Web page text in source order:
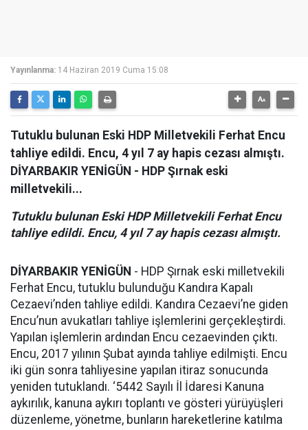
Yayınlanma: 14 Haziran 2019 Cuma 15:08
Tutuklu bulunan Eski HDP Milletvekili Ferhat Encu
tahliye edildi. Encu, 4 yıl 7 ay hapis cezası almıştı.
DİYARBAKIR YENİGÜN - HDP Şırnak eski
milletvekili...
Tutuklu bulunan Eski HDP Milletvekili Ferhat Encu
tahliye edildi. Encu, 4 yıl 7 ay hapis cezası almıştı.
DİYARBAKIR YENİGÜN - HDP Şırnak eski milletvekili
Ferhat Encu, tutuklu bulunduğu Kandıra Kapalı
Cezaevi’nden tahliye edildi. Kandıra Cezaevi’ne giden
Encu’nun avukatları tahliye işlemlerini gerçekleştirdi.
Yapılan işlemlerin ardından Encu cezaevinden çıktı.
Encu, 2017 yılının Şubat ayında tahliye edilmişti. Encu
iki gün sonra tahliyesine yapılan itiraz sonucunda
yeniden tutuklandı. ‘5442 Sayılı İl İdaresi Kanuna
aykırılık, kanuna aykırı toplantı ve gösteri yürüyüşleri
düzenleme, yönetme, bunların hareketlerine katılma